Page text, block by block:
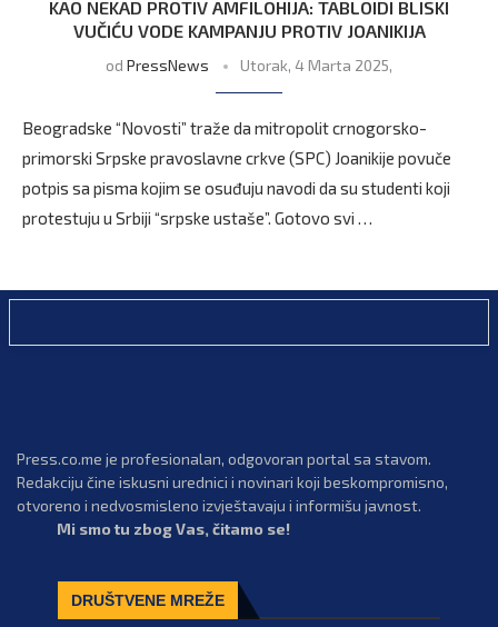
KAO NEKAD PROTIV AMFILOHIJA: TABLOIDI BLISKI
VUČIĆU VODE KAMPANJU PROTIV JOANIKIJA
od PressNews Utorak, 4 Marta 2025,
Beogradske “Novosti” traže da mitropolit crnogorsko-
primorski Srpske pravoslavne crkve (SPC) Joanikije povuče
potpis sa pisma kojim se osuđuju navodi da su studenti koji
protestuju u Srbiji “srpske ustaše”. Gotovo svi …
Press.co.me je profesionalan, odgovoran portal sa stavom.
Redakciju čine iskusni urednici i novinari koji beskompromisno,
otvoreno i nedvosmisleno izvještavaju i informišu javnost.
Mi smo tu zbog Vas, čitamo se!
DRUŠTVENE MREŽE